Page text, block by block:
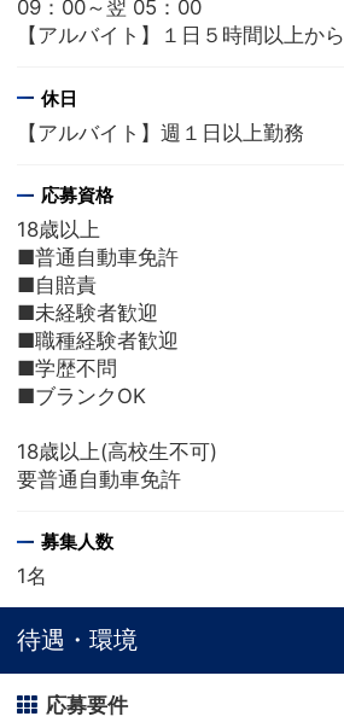
09：00～翌 05：00
【アルバイト】１日５時間以上から
休日
【アルバイト】週１日以上勤務
応募資格
18歳以上
■普通自動車免許
■自賠責
■未経験者歓迎
■職種経験者歓迎
■学歴不問
■ブランクOK
18歳以上(高校生不可)
要普通自動車免許
募集人数
1名
待遇・環境
応募要件